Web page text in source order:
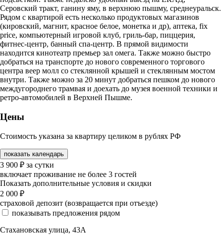
Серовский тракт, ганину яму, в верхнюю пышму, среднеуральск.
Рядом с квартирой есть несколько продуктовых магазинов
(кировский, магнит, красное белое, монетка и др), аптека, fix
price, компьютерный игровой клуб, гриль-бар, пиццерия,
фитнес-центр, банный спа-центр. В прямой видимости
находится кинотеатр премьер зал омега. Также можно быстро
добраться на транспорте до нового современного торгового
центра веер молл со стеклянной крышей и стеклянным мостом
внутри. Также можно за 20 минут добраться пешком до нового
междугороднего трамвая и доехать до музея военной техники и
ретро-автомобилей в Верхней Пышме.
Цены
Стоимость указана за квартиру целиком в рублях РФ
показать календарь
3 900 ₽ за сутки
включает проживание не более 3 гостей
Показать дополнительные условия и скидки
2 000 ₽
страховой депозит (возвращается при отъезде)
показывать предложения рядом
Стахановская улица, 43А